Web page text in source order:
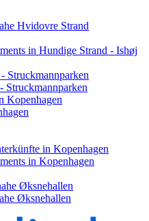
Hvidovre Strand
in Hundige Strand - Ishøj
Struckmannparken
Struckmannparken
Kopenhagen
in Kopenhagen
in Kopenhagen
Øksnehallen
Øksnehallen